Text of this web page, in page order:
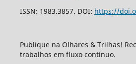
ISSN: 1983.3857. DOI: https://
Publique na Olhares & Trilhas!
trabalhos em fluxo contínuo.